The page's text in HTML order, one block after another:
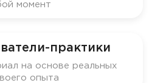
момент
практики
на основе реальных
опыта